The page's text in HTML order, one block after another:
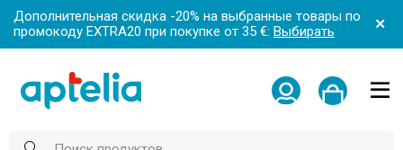
Дополнительная скидка -20% на выбранные товары по
промокоду EXTRA20 при покупке от 35 €: Выбирать